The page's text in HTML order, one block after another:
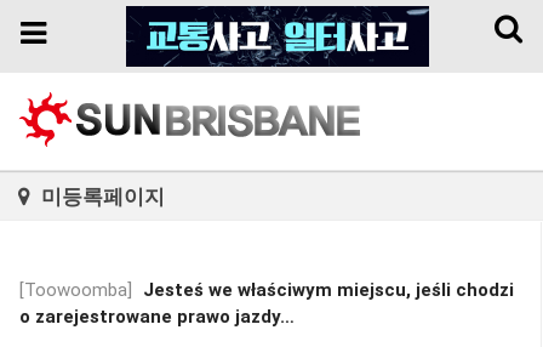
Toggle
Toggle
미등록페이지
[Toowoomba]
Jesteś we właściwym miejscu, jeśli chodzi
o zarejestrowane prawo jazdy…